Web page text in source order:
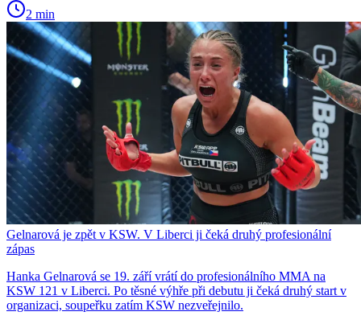
2 min
Gelnarová je zpět v KSW. V Liberci ji čeká druhý profesionální
zápas
Hanka Gelnarová se 19. září vrátí do profesionálního MMA na
KSW 121 v Liberci. Po těsné výhře při debutu ji čeká druhý start v
organizaci, soupeřku zatím KSW nezveřejnilo.